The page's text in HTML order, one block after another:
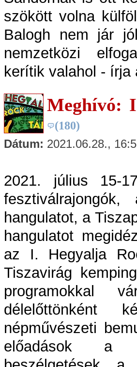
szökött volna
Balogh nem jár
nemzetközi
kerítik valahol -
Meghívó:
(180)
Dátum: 2021.06.28.,
2021. július 15-
hangulatot, a
hangulatot
az I. Hegyalja
Tiszavirág
programokkal
délelőttönként
népművészeti
előadások a